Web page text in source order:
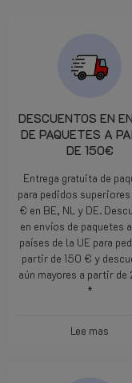
DESCUENTOS EN
DE PAQUETES A
DE 150€
Entrega gratuita de
para pedidos
€ en BE, NL y DE.
en envíos de paquetes
países de la UE para
partir de 150 € y
aún mayores a partir
*
Lee mas